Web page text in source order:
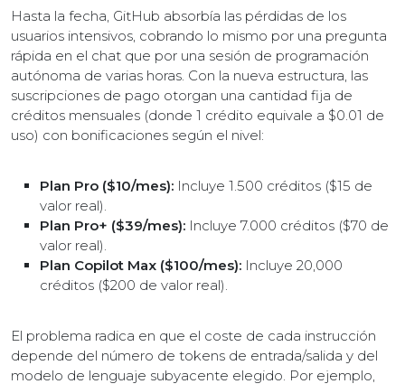
Hasta la fecha, GitHub absorbía las pérdidas de los
usuarios intensivos, cobrando lo mismo por una pregunta
rápida en el chat que por una sesión de programación
autónoma de varias horas. Con la nueva estructura, las
suscripciones de pago otorgan una cantidad fija de
créditos mensuales (donde 1 crédito equivale a $0.01 de
uso) con bonificaciones según el nivel:
Plan Pro ($10/mes): Incluye 1.500 créditos ($15 de
valor real).
Plan Pro+ ($39/mes): Incluye 7.000 créditos ($70 de
valor real).
Plan Copilot Max ($100/mes): Incluye 20,000
créditos ($200 de valor real).
El problema radica en que el coste de cada instrucción
depende del número de tokens de entrada/salida y del
modelo de lenguaje subyacente elegido. Por ejemplo,